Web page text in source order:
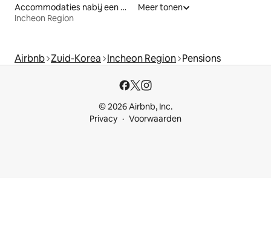
Accommodaties nabij een meer
Incheon Region
Meer tonen
Airbnb Zuid-Korea Incheon Region Pensions
© 2026 Airbnb, Inc.
Privacy
Voorwaarden